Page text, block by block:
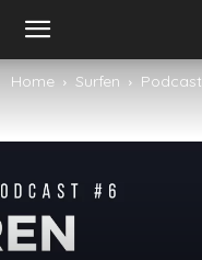
Home Surfen Podcast